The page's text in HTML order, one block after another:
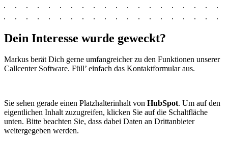
Dein In­ter­es­se wur­de ge­weckt?
Markus berät Dich gerne umfangreicher zu den Funktionen unserer
Callcenter Software. Füll’ einfach das Kontaktformular aus.
Sie sehen gerade einen Platzhalterinhalt von HubSpot. Um auf den
eigentlichen Inhalt zuzugreifen, klicken Sie auf die Schaltfläche
unten. Bitte beachten Sie, dass dabei Daten an Drittanbieter
weitergegeben werden.